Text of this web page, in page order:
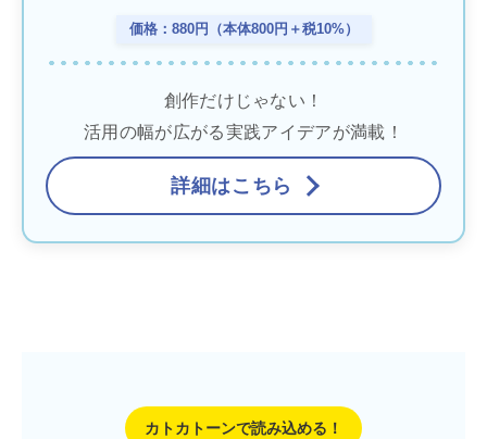
価格：880円（本体800円＋税10%）
創作だけじゃない！
活用の幅が広がる実践アイデアが満載！
詳細はこちら
カトカトーンで読み込める！